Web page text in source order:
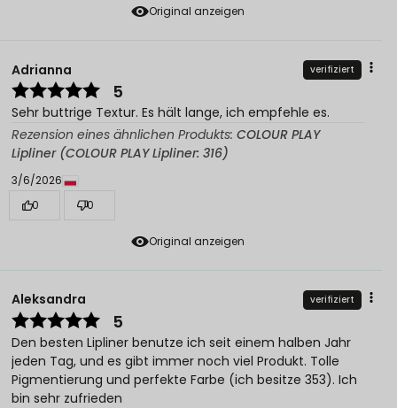
Original anzeigen
Original anzeigen
Adrianna verifiziert
5
Sehr buttrige Textur. Es hält lange, ich empfehle es.
Rezension eines ähnlichen Produkts: COLOUR PLAY
Lipliner (COLOUR PLAY Lipliner: 316)
3/6/2026
0
0
Aleksandra verifiziert
5
Den besten Lipliner benutze ich seit einem halben Jahr
jeden Tag, und es gibt immer noch viel Produkt. Tolle
Pigmentierung und perfekte Farbe (ich besitze 353). Ich
bin sehr zufrieden